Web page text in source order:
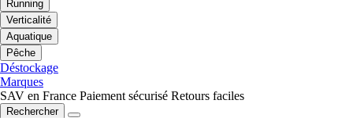
Running
Verticalité
Aquatique
Pêche
Déstockage
Marques
SAV en France Paiement sécurisé Retours faciles
Rechercher